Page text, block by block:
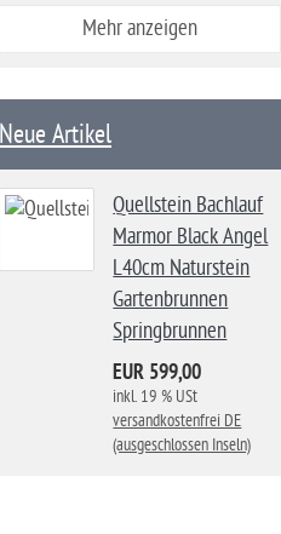
Mehr anzeigen
Neue Artikel
Quellstein Bachlauf
Marmor Black Angel
L40cm Naturstein
Gartenbrunnen
Springbrunnen
EUR 599,00
inkl. 19 % USt
versandkostenfrei DE
(ausgeschlossen Inseln)